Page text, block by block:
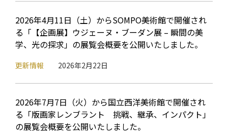
2026年4月11日（土）からSOMPO美術館で開催され
る「【企画展】ウジェーヌ・ブーダン展 – 瞬間の美
学、光の探求」の展覧会概要を公開いたしました。
更新情報 2026年2月22日
2026年7月7日（火）から国立西洋美術館で開催され
る「版画家レンブラント 挑戦、継承、インパクト」
の展覧会概要を公開いたしました。